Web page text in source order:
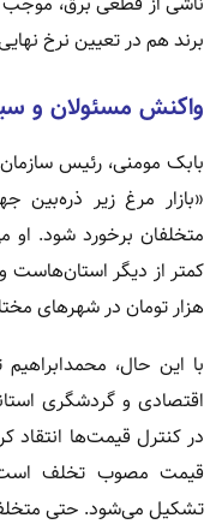
برند هم در تعیین نرخ
واکنش مسئولان و
بابک مومنی، رئیس
«بازار مرغ زیر
متخلفان برخورد شود. او
هزار تومان در شهرهای
با این حال،
اقتصادی و گردشگری
در کنترل قیمت‌ها انتقاد
قیمت مصوب تخلف است و
تشکیل می‌شود. حتی